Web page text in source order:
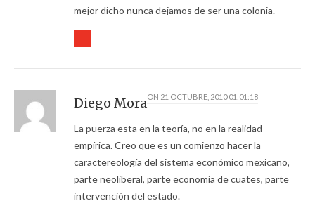
mejor dicho nunca dejamos de ser una colonia.
Diego MoraON 21 OCTUBRE, 2010 01:01:18
La puerza esta en la teoría, no en la realidad
empírica. Creo que es un comienzo hacer la
caractereología del sistema económico mexicano,
parte neoliberal, parte economía de cuates, parte
intervención del estado.